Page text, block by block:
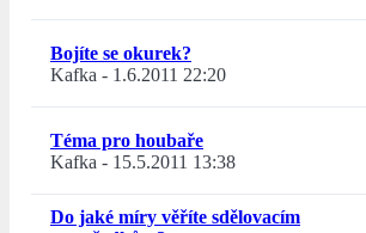
Bojíte se okurek?
Kafka - 1.6.2011 22:20
Téma pro houbaře
Kafka - 15.5.2011 13:38
Do jaké míry věříte sdělovacím